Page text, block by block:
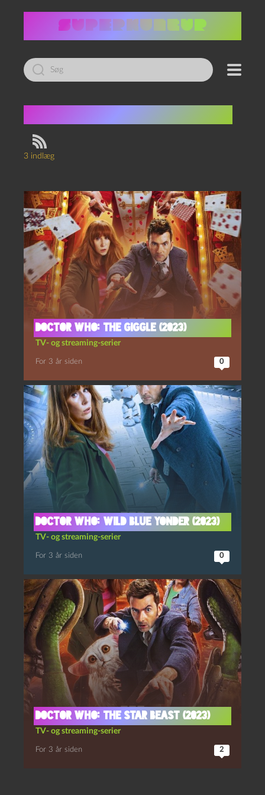
Led
efter:
3 indlæg
Doctor Who: The giggle (2023)
TV- og streaming-serier
For 3 år siden 0
Doctor Who: Wild blue yonder (2023)
TV- og streaming-serier
For 3 år siden 0
Doctor who: The star beast (2023)
TV- og streaming-serier
For 3 år siden 2